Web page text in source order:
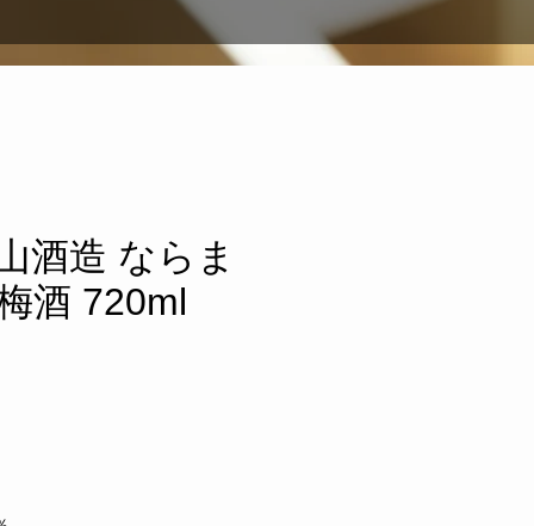
酒造 ならま
酒 720ml